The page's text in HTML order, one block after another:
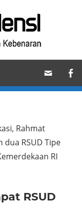
Rahmat
RSUD Tipe
RI
RSUD